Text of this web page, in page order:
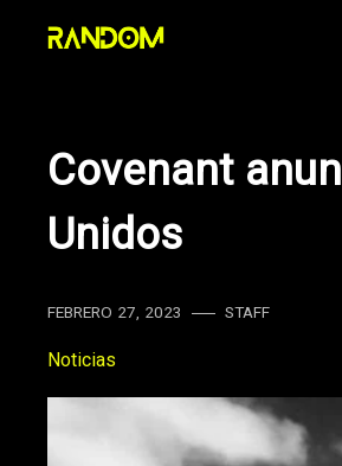
Covenant
Unidos
FEBRERO 27, 2023 STAFF
Noticias